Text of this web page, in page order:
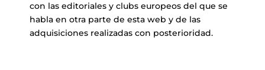
con las editoriales y clubs europeos del que se
habla en otra parte de esta web y de las
adquisiciones realizadas con posterioridad.